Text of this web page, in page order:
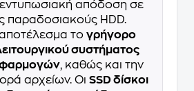
απόδοση σε
παραδοσιακούς HDD.
το γρήγορο
συστήματος
, καθώς και την
αρχείων. Οι SSD δίσκοι